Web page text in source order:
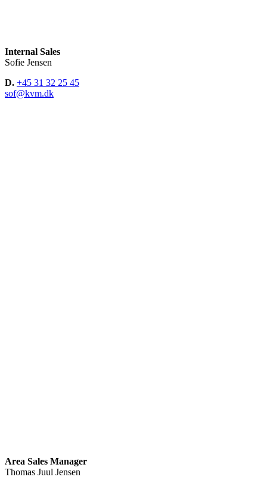
Internal Sales
Sofie Jensen
D. +45 31 32 25 45
sof@kvm.dk
Area Sales Manager
Thomas Juul Jensen